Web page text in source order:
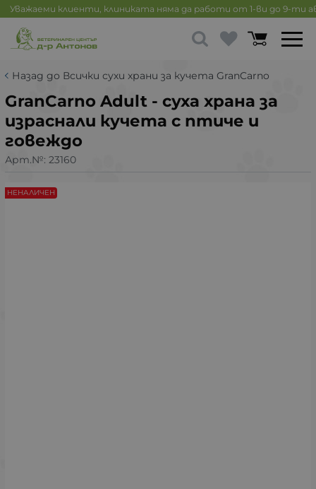
Уважаеми клиенти, клиниката няма да работи от 1-ви до 9-ти
Назад до Всички сухи храни за кучета GranCarno
GranCarno Adult - суха храна за
израснали кучета с птиче и
говеждо
Арт.№: 23160
НЕНАЛИЧЕН